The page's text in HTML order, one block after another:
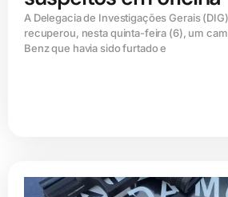
A Delegacia de Investigações Gerais
recuperou, nesta quinta-feira (6), um
Benz que havia sido furtado e